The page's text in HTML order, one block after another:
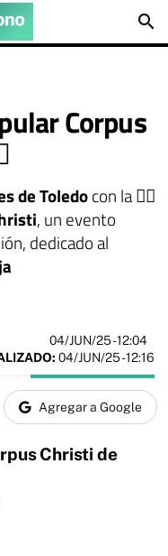
search
Corpus
de Toledocon la 🏃‍♂️
, un evento
dedicado al
04/JUN/25- 12:04
04/JUN/25 - 12:16
Agregar a Google
Christi de